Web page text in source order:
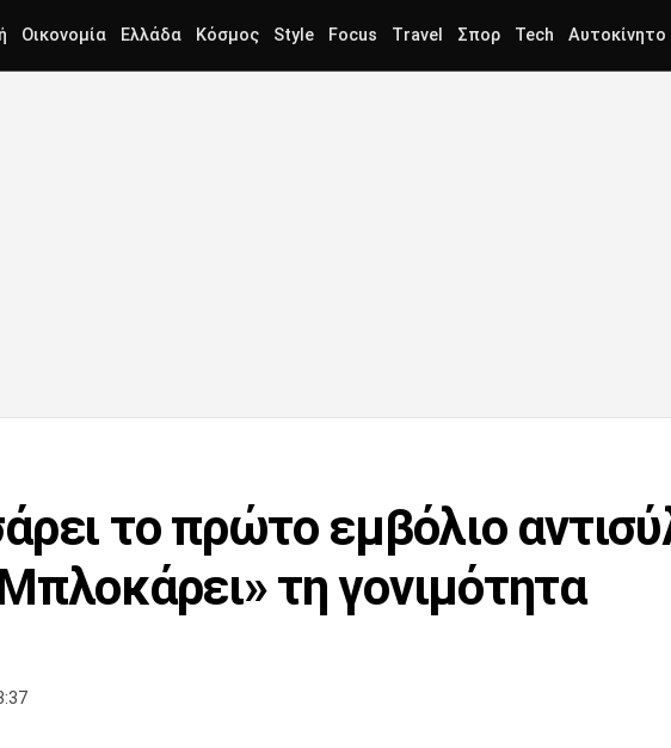
Οικονομία Ελλάδα Κόσμος Style Focus Travel Σπορ Tech Αυτοκίνητο
το πρώτο εμβόλιο
τη γονιμότητα